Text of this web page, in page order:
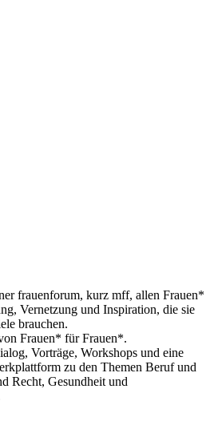
frauenforum, kurz mff, allen Frauen*
Vernetzung und Inspiration, die sie
brauchen.
Frauen* für Frauen*.
Vorträge, Workshops und eine
zu den Themen Beruf und
Recht, Gesundheit und